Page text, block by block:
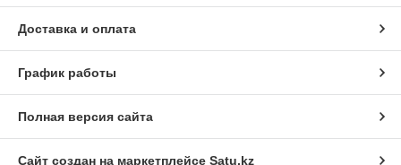
Доставка и оплата
График работы
Полная версия сайта
Сайт создан на маркетплейсе Satu.kz